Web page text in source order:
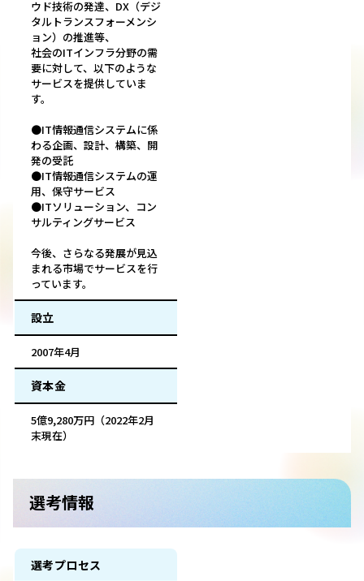
ウド技術の発達、DX（デジ
タルトランスフォーメンシ
ョン）の推進等、
社会のITインフラ分野の需
要に対して、以下のような
サービスを提供していま
す。
●IT情報通信システムに係
わる企画、設計、構築、開
発の受託
●IT情報通信システムの運
用、保守サービス
●ITソリューション、コン
サルティングサービス
今後、さらなる発展が見込
まれる市場でサービスを行
っています。
設立
2007年4月
資本金
5億9,280万円（2022年2月
末現在）
選考情報
選考プロセス